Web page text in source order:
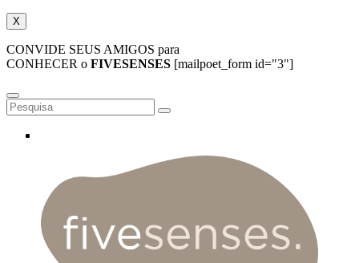
X
CONVIDE SEUS AMIGOS para
CONHECER o FIVESENSES [mailpoet_form id="3"]